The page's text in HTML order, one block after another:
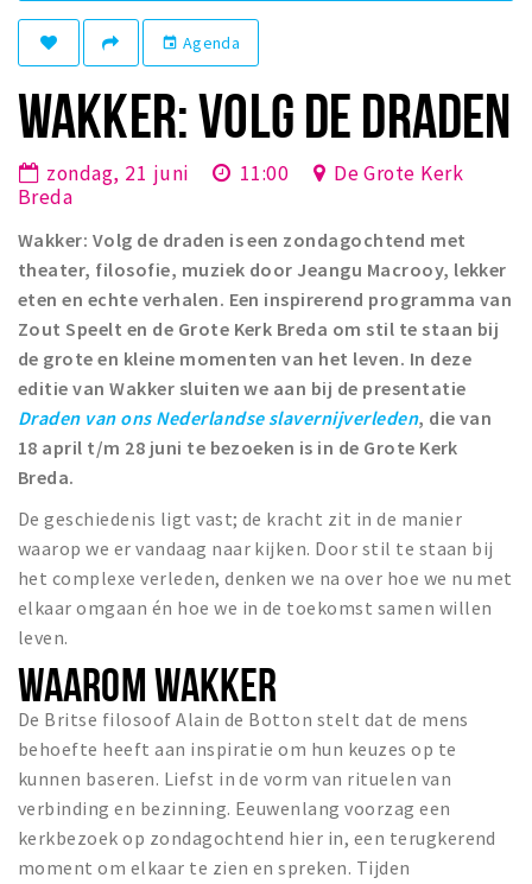
Parkeren
Musea, theaters & podia
Toeristische routes
Natuurgebieden
Baroniepoorten
Sport
Privacy
Inloggen
event Agenda
WAKKER: VOLG DE DRADEN
zondag, 21 juni 11:00
De Grote Kerk
Breda
Wakker: Volg de draden is een zondagochtend met
theater, filosofie, muziek door Jeangu Macrooy, lekker
eten en echte verhalen. Een inspirerend programma van
Zout Speelt en de Grote Kerk Breda om stil te staan bij
de grote en kleine momenten van het leven. In deze
editie van Wakker sluiten we aan bij de presentatie
Draden van ons Nederlandse slavernijverleden, die van
18 april t/m 28 juni te bezoeken is in de Grote Kerk
Breda.
De geschiedenis ligt vast; de kracht zit in de manier
waarop we er vandaag naar kijken. Door stil te staan bij
het complexe verleden, denken we na over hoe we nu met
elkaar omgaan én hoe we in de toekomst samen willen
leven.
WAAROM WAKKER
De Britse filosoof Alain de Botton stelt dat de mens
behoefte heeft aan inspiratie om hun keuzes op te
kunnen baseren. Liefst in de vorm van rituelen van
verbinding en bezinning. Eeuwenlang voorzag een
kerkbezoek op zondagochtend hier in, een terugkerend
moment om elkaar te zien en spreken. Tijden